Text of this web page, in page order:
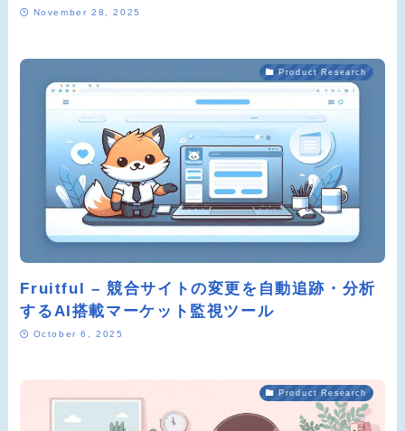
November 28, 2025
Product Research
Fruitful – 競合サイトの変更を自動追跡・分析
するAI搭載マーケット監視ツール
October 6, 2025
Product Research